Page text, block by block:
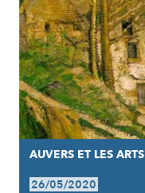
AUVERS ET LES ARTS
26/05/2020